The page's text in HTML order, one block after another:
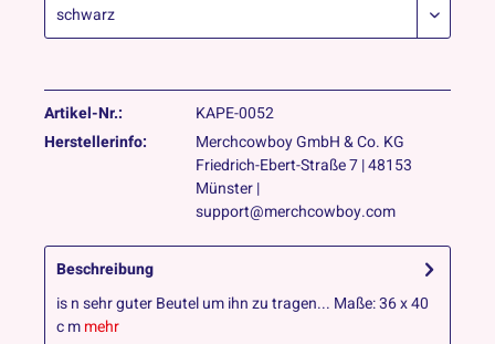
Artikel-Nr.:
KAPE-0052
Herstellerinfo:
Merchcowboy GmbH & Co. KG
Friedrich-Ebert-Straße 7 | 48153
Münster |
support@merchcowboy.com
Beschreibung
is n sehr guter Beutel um ihn zu tragen... Maße: 36 x 40
c mmehr